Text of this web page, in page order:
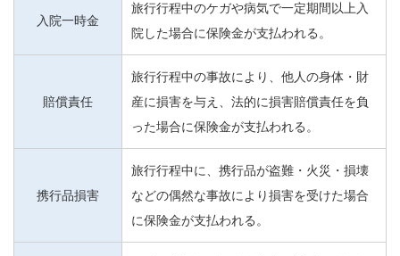
入院一時金
旅行行程中のケガや病気で一定期間以上入
院した場合に保険金が支払われる。
賠償責任
旅行行程中の事故により、他人の身体・財
産に損害を与え、法的に損害賠償責任を負
った場合に保険金が支払われる。
携行品損害
旅行行程中に、携行品が盗難・火災・損壊
などの偶然な事故により損害を受けた場合
に保険金が支払われる。